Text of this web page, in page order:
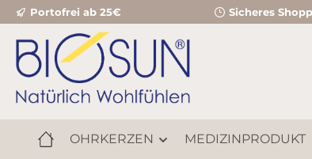
Hauptinhalt springen
Zur Suche springen
Zur Hauptnavigation springen
Portofrei ab 25€ Sicheres
OHRKERZEN MEDIZINPRODUKT